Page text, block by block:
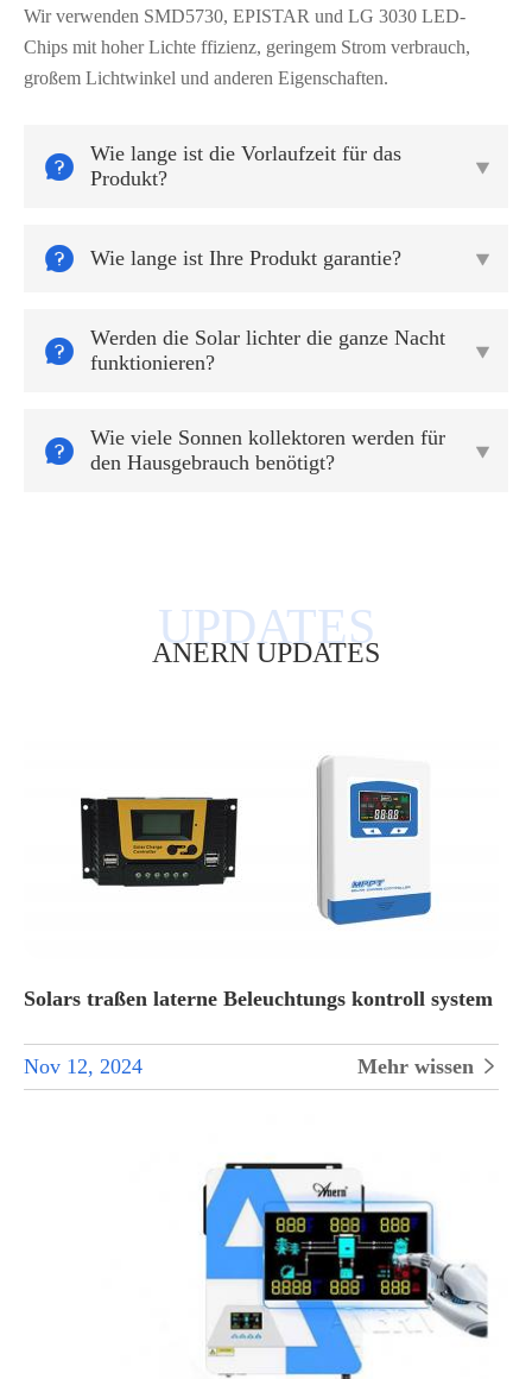
Wir verwenden SMD5730, EPISTAR und LG 3030 LED-
Chips mit hoher Lichte ffizienz, geringem Strom verbrauch,
großem Lichtwinkel und anderen Eigenschaften.

Wie lange ist die Vorlaufzeit für das
Produkt?

 Wie lange ist Ihre Produkt garantie? 

Werden die Solar lichter die ganze Nacht
funktionieren?


Wie viele Sonnen kollektoren werden für
den Hausgebrauch benötigt?

ANERN UPDATES
Solars traßen laterne Beleuchtungs kontroll system
Nov 12, 2024 Mehr wissen 